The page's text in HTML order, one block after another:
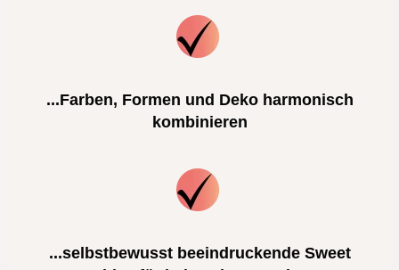
...Farben, Formen und Deko harmonisch
kombinieren
...selbstbewusst beeindruckende Sweet